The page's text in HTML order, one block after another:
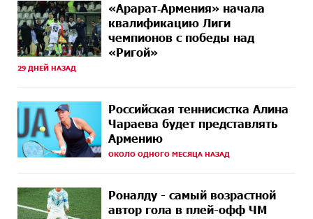
независимого Азербайджана. Аршак Карапетян
12 ДНЕЙ
НАЗАД
Бывший премьер-министр Словакии обратился к
президенту страны с просьбой содействовать
освобождению армянских заключенных,
осужденных в Азербайджане
14 ДНЕЙ
НАЗАД
Против кого вооружается Азербайджан? Аршак
Карапетян
14 ДНЕЙ
НАЗАД
При поддержке Ucom в спортивной школе Вайка
установлена солнечная электростанция мощностью
15 ДНЕЙ
НАЗАД
Новые финансовые навыки на «Давидбекских
играх»: Idram&IDBank
«Арарат‑Армения» начала
квалификацию Лиги
чемпионов с победы над
«Ригой»
29 ДНЕЙ НАЗАД
Российская теннисистка Алина
Чараева будет представлять
Армению
ОКОЛО ОДНОГО МЕСЯЦА НАЗАД
Роналду - самый возрастной
автор гола в плей-офф ЧМ